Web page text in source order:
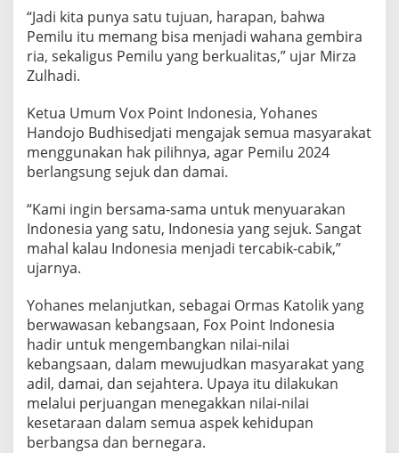
r
e
s
4
“Jadi kita punya satu tujuan, harapan, bahwa
Pemilu itu memang bisa menjadi wahana gembira
ria, sekaligus Pemilu yang berkualitas,” ujar Mirza
Zulhadi.
Ketua Umum Vox Point Indonesia, Yohanes
Handojo Budhisedjati mengajak semua masyarakat
menggunakan hak pilihnya, agar Pemilu 2024
berlangsung sejuk dan damai.
“Kami ingin bersama-sama untuk menyuarakan
Indonesia yang satu, Indonesia yang sejuk. Sangat
mahal kalau Indonesia menjadi tercabik-cabik,”
ujarnya.
Yohanes melanjutkan, sebagai Ormas Katolik yang
berwawasan kebangsaan, Fox Point Indonesia
hadir untuk mengembangkan nilai-nilai
kebangsaan, dalam mewujudkan masyarakat yang
adil, damai, dan sejahtera. Upaya itu dilakukan
melalui perjuangan menegakkan nilai-nilai
kesetaraan dalam semua aspek kehidupan
berbangsa dan bernegara.